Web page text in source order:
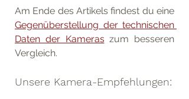
Gegenüberstellung der technischen
Daten der Kameras zum besseren
Vergleich.
Unsere Kamera-Empfehlungen: